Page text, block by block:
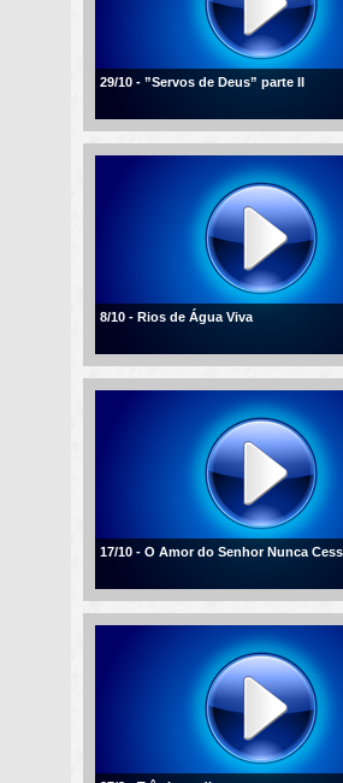
29/10 - ”Servos de Deus” parte II
8/10 - Rios de Água Viva
17/10 - O Amor do Senhor Nunca